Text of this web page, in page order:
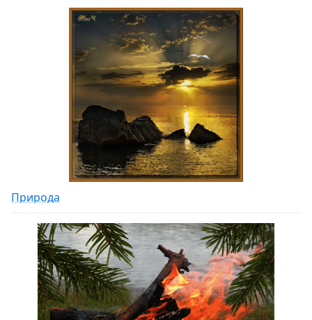
Природа